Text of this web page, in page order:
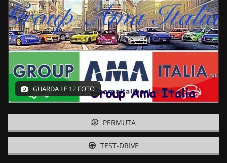
GUARDA LE 12 FOTO
PERMUTA
TEST-DRIVE
tracciamento
che
adottiamo
per
offrire
le
funzionalità
e
svolgere
le
attività
di
descritte.
ottenere